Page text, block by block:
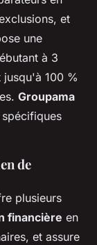
et
une
à 3
100 %
Groupama
de
plusieurs
financière en
et assure